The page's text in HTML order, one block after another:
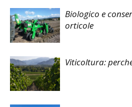
Biologico e
orticole
Viticoltura: